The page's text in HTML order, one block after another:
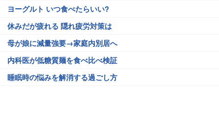
ヨーグルト いつ食べたらいい?
休みだが疲れる 隠れ疲労対策は
母が娘に減量強要→家庭内別居へ
内科医が低糖質麺を食べ比べ検証
睡眠時の悩みを解消する過ごし方